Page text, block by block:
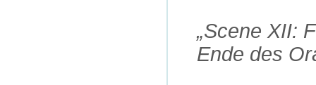
„Scene XII:
Ende des